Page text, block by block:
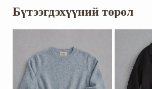
Бүтээгдэхүүний төрөл